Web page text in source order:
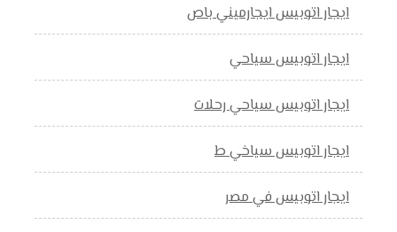
ايجار اتوبيس ايجارميني باص
ايجار اتوبيس سياحي
ايجار اتوبيس سياحي رحلات
ايجار اتوبيس سياخي ط
ايجار اتوبيس في مصر